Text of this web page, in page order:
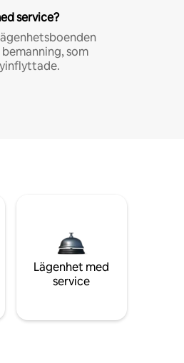
service?
som
Lägenhet med
service